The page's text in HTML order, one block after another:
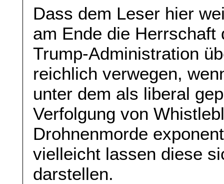
Dass dem Leser hier
am Ende die
Trump-Administration
reichlich verwegen,
unter dem als liberal
Verfolgung von
Drohnenmorde
vielleicht lassen diese
darstellen.